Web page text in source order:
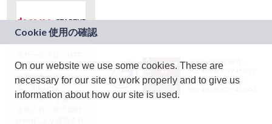
ドコモグループの新
規事業創出プログラ
ム「docomo
STARTUP」を通じて
JASRAC許諾番号：
9024936001Y45037
JASRAC許諾番号：
On our website we use some cookies. These are
necessary for our site to work properly and to give us
information about how our site is used.